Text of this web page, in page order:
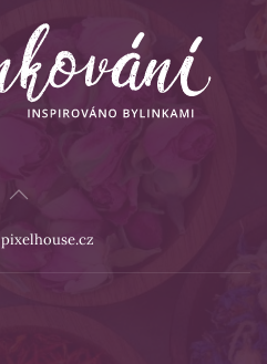
pixelhouse.cz